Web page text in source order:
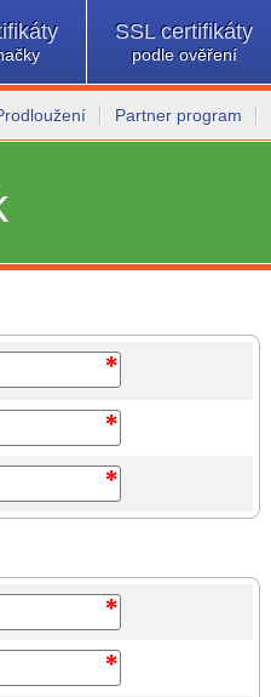
SSL certifikáty
podle ověření
Partner program